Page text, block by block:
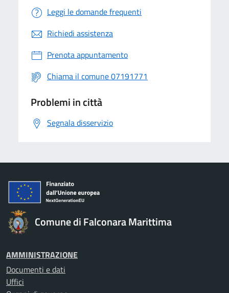
Leggi le domande frequenti
Richiedi assistenza
Prenota appuntamento
Chiama il comune 07191771
Problemi in città
Segnala disservizio
Comune di Falconara Marittima
AMMINISTRAZIONE
Documenti e dati
Uffici